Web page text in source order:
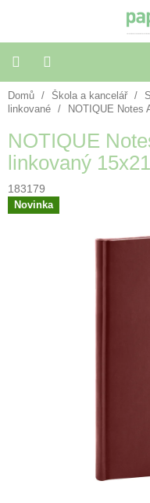
Balení
dárků
Dekorace
a
doplňky
Škola
Domů / Škola a kancelář /
linkované
/ NOTIQUE Notes
NOTIQUE
linkovaný
183179
Novinka